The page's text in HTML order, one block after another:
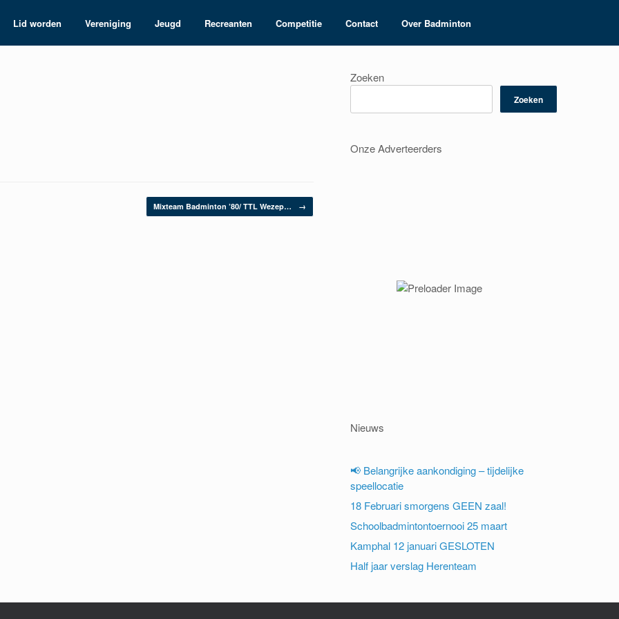
Lid worden Vereniging Jeugd Recreanten Competitie Contact Over Badminton
Mixteam Badminton ’80/ TTL Wezep… →
Zoeken
Zoeken
Onze Adverteerders
Nieuws
📢 Belangrijke aankondiging – tijdelijke
speellocatie
18 Februari smorgens GEEN zaal!
Schoolbadmintontoernooi 25 maart
Kamphal 12 januari GESLOTEN
Half jaar verslag Herenteam